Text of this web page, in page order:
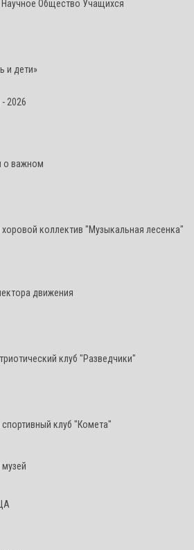
Научное Общество Учащихся
и дети»
2026
о важном
хоровой коллектив "Музыкальная лесенка"
движения
клуб "Разведчики"
спортивный клуб "Комета"